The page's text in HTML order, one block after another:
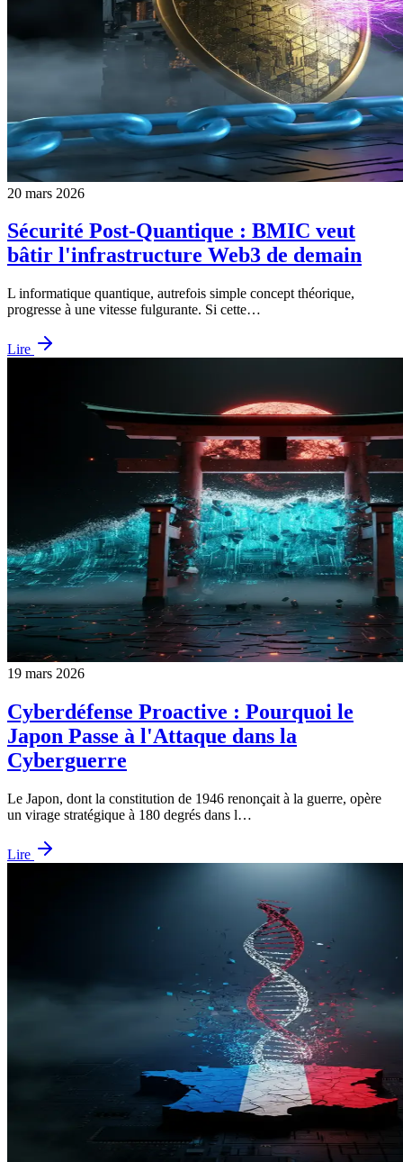
20 mars 2026
Sécurité Post-Quantique : BMIC veut
bâtir l'infrastructure Web3 de demain
L informatique quantique, autrefois simple concept théorique,
progresse à une vitesse fulgurante. Si cette…
Lire
19 mars 2026
Cyberdéfense Proactive : Pourquoi le
Japon Passe à l'Attaque dans la
Cyberguerre
Le Japon, dont la constitution de 1946 renonçait à la guerre, opère
un virage stratégique à 180 degrés dans l…
Lire